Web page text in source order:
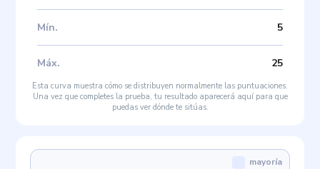
Mín. 5
Máx. 25
Esta curva muestra cómo se distribuyen normalmente las puntuaciones.
Una vez que completes la prueba, tu resultado aparecerá aquí para que
puedas ver dónde te sitúas.
mayoría